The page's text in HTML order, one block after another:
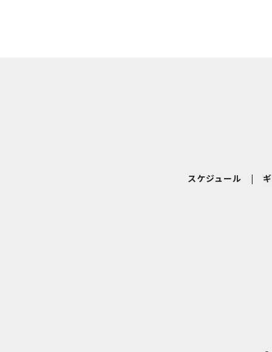
スケジュール |